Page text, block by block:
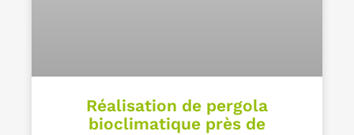
Réalisation de pergola
bioclimatique près de